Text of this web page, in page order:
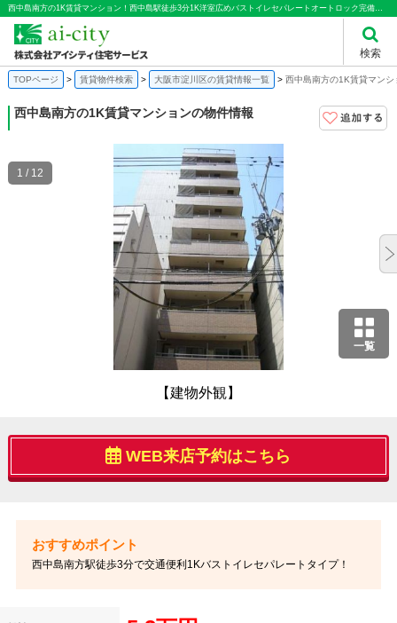
検索
西中島南方の1K賃貸マンション！西中島駅徒歩3分1K洋室広めバストイレセパレートオートロック完備｜株式会社アイシティ住宅サービス
TOPページ 賃貸物件検索 大阪市淀川区の賃貸情報一覧 西中島南方の1K賃貸マンシ
西中島南方の1K賃貸マンションの物件情報
一覧
【建物外観】
1 / 12
WEB来店予約はこちら
西中島南方駅徒歩3分で交通便利1Kバストイレセパレートタイプ！